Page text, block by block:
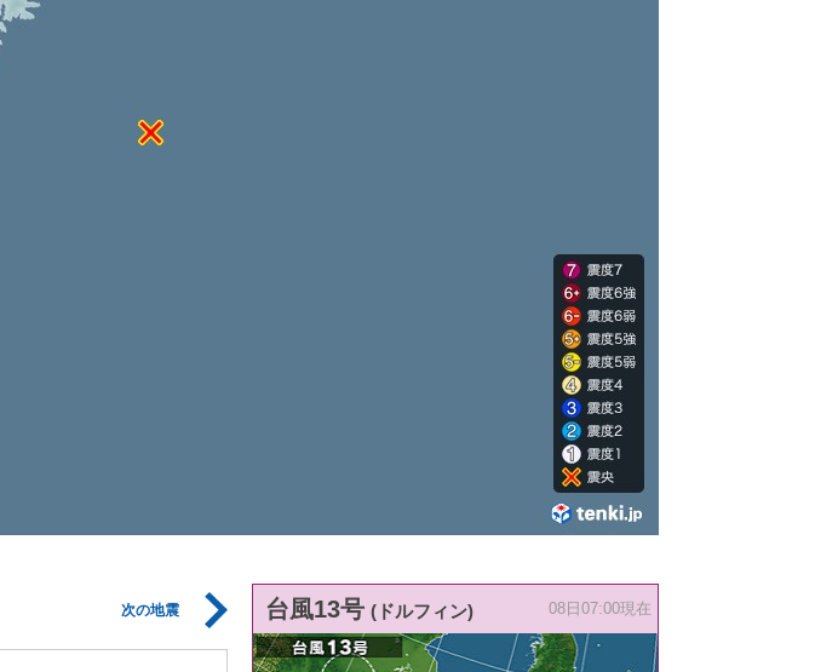
次の地震 台風13号 (ドルフィン) 08日07:00現在